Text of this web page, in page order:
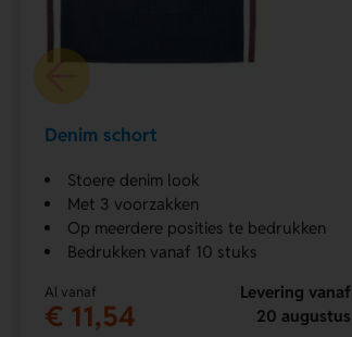
Denim schort
Stoere denim look
Met 3 voorzakken
Op meerdere posities te bedrukken
Bedrukken vanaf 10 stuks
Al vanaf
€ 11,54
Levering vanaf
20 augustus